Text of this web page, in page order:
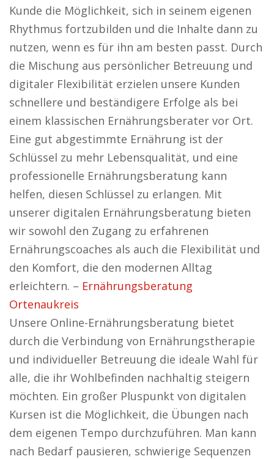
Kunde die Möglichkeit, sich in seinem eigenen
Rhythmus fortzubilden und die Inhalte dann zu
nutzen, wenn es für ihn am besten passt. Durch
die Mischung aus persönlicher Betreuung und
digitaler Flexibilität erzielen unsere Kunden
schnellere und beständigere Erfolge als bei
einem klassischen Ernährungsberater vor Ort.
Eine gut abgestimmte Ernährung ist der
Schlüssel zu mehr Lebensqualität, und eine
professionelle Ernährungsberatung kann
helfen, diesen Schlüssel zu erlangen. Mit
unserer digitalen Ernährungsberatung bieten
wir sowohl den Zugang zu erfahrenen
Ernährungscoaches als auch die Flexibilität und
den Komfort, die den modernen Alltag
erleichtern. – Ernährungsberatung
Ortenaukreis
Unsere Online-Ernährungsberatung bietet
durch die Verbindung von Ernährungstherapie
und individueller Betreuung die ideale Wahl für
alle, die ihr Wohlbefinden nachhaltig steigern
möchten. Ein großer Pluspunkt von digitalen
Kursen ist die Möglichkeit, die Übungen nach
dem eigenen Tempo durchzuführen. Man kann
nach Bedarf pausieren, schwierige Sequenzen